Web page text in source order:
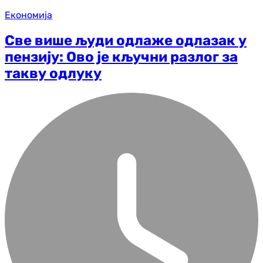
Економија
Све више људи одлаже одлазак у
пензију: Ово је кључни разлог за
такву одлуку